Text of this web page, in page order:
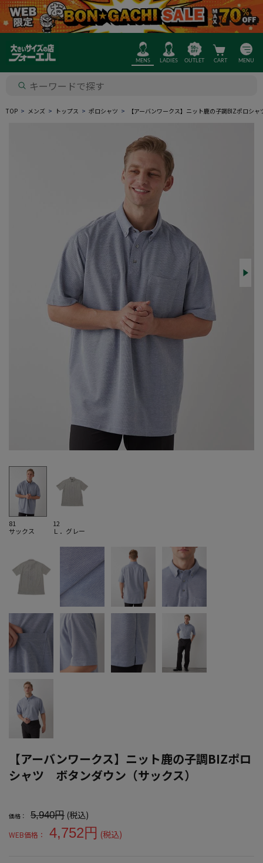
MENS LADIES OUTLET CART MENU
TOP メンズ トップス ポロシャツ 【アーバンワークス】ニット鹿の子調BIZポロシ
81
サックス
12
Ｌ．グレー
【アーバンワークス】ニット鹿の子調BIZポロ
シャツ ボタンダウン（サックス）
価格： 5,940円 (税込)
WEB価格： 4,752円 (税込)